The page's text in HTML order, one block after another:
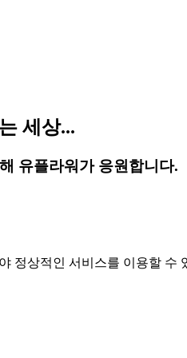
세상...
유플라워가 응원합니다.
정상적인 서비스를 이용할 수